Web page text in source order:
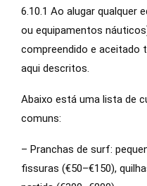
6.10.1 Ao alugar qualquer
ou equipamentos
compreendido e aceitado
aqui descritos.
Abaixo está uma lista de
comuns:
– Pranchas de surf:
fissuras (€50–€150),